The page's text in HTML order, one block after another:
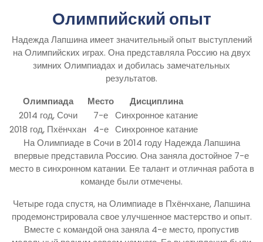
Олимпийский опыт
Надежда Лапшина имеет значительный опыт выступлений
на Олимпийских играх. Она представляла Россию на двух
зимних Олимпиадах и добилась замечательных
результатов.
Олимпиада
Место
Дисциплина
2014 год, Сочи
7-е Синхронное катание
2018 год, Пхёнчхан
4-е Синхронное катание
На Олимпиаде в Сочи в 2014 году Надежда Лапшина
впервые представила Россию. Она заняла достойное 7-е
место в синхронном катании. Ее талант и отличная работа в
команде были отмечены.
Четыре года спустя, на Олимпиаде в Пхёнчхане, Лапшина
продемонстрировала свое улучшенное мастерство и опыт.
Вместе с командой она заняла 4-е место, пропустив